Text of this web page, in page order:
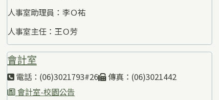
人事室助理員：李Ｏ祐
人事室主任：王Ｏ芳
會計室
電話：(06)3021793#26
傳真：(06)3021442
會計室-校園公告